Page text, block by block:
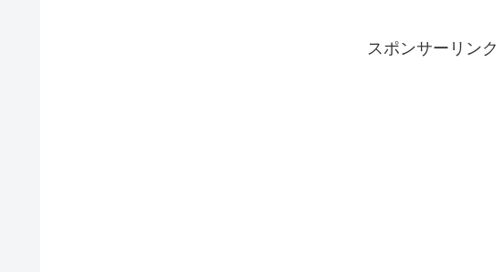
スポンサーリンク